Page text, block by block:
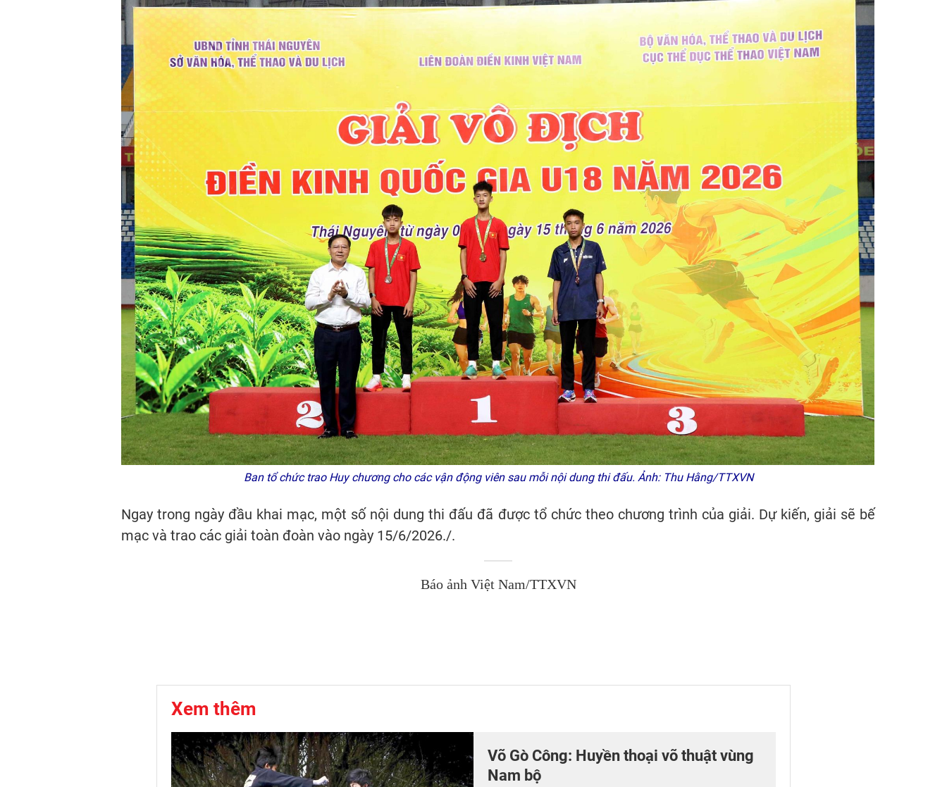
Ban tổ chức trao Huy chương cho các vận động viên sau mỗi nội dung thi đấu. Ảnh: Thu Hằng/TTXVN
Ngay trong ngày đầu khai mạc, một số nội dung thi đấu đã được tổ chức theo chương trình của giải. Dự kiến, giải sẽ bế
mạc và trao các giải toàn đoàn vào ngày 15/6/2026./.
Báo ảnh Việt Nam/TTXVN
Xem thêm
Võ Gò Công: Huyền thoại võ thuật vùng
Nam bộ